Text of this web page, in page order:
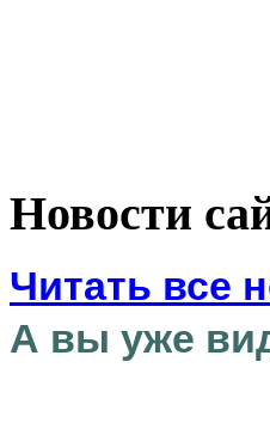
Новости
Читать все
А вы уже